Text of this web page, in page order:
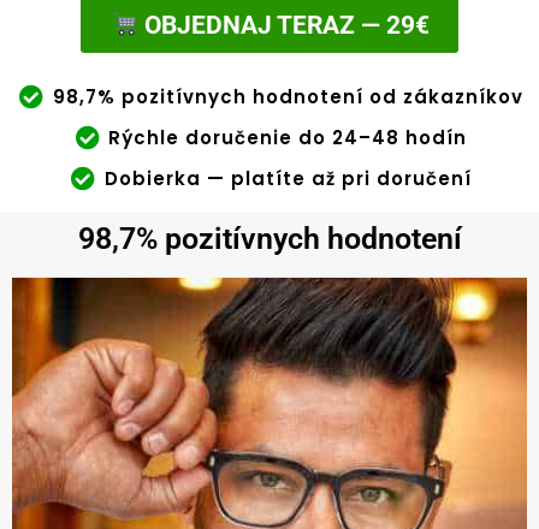
OBJEDNAJ TERAZ — 29€
98,7% pozitívnych hodnotení od zákazníkov
Rýchle doručenie do 24–48 hodín
Dobierka — platíte až pri doručení
98,7% pozitívnych hodnotení